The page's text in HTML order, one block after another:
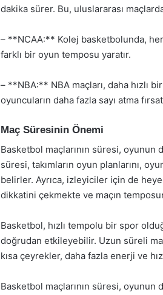
dakika sürer. Bu, uluslararası
– **NCAA:** Kolej basketbolunda,
farklı bir oyun temposu yaratır.
– **NBA:** NBA maçları, daha hızlı
oyuncuların daha fazla sayı atma
Maç Süresinin Önemi
Basketbol maçlarının süresi,
süresi, takımların oyun planlarını,
belirler. Ayrıca, izleyiciler için de
dikkatini çekmekte ve maçın
Basketbol, hızlı tempolu bir spor
doğrudan etkileyebilir. Uzun süreli
kısa çeyrekler, daha fazla enerji ve
Basketbol maçlarının süresi,